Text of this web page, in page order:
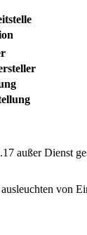
außer Dienst
von